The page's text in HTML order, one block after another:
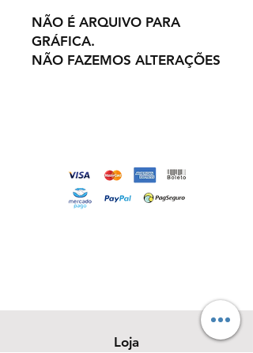
NÃO É ARQUIVO PARA
GRÁFICA.
NÃO FAZEMOS ALTERAÇÕES
Loja